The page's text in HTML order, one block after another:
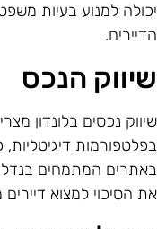
למנוע בעיות
הנכס
נכסים בלונדון
המתמחים
הסיכוי למצוא